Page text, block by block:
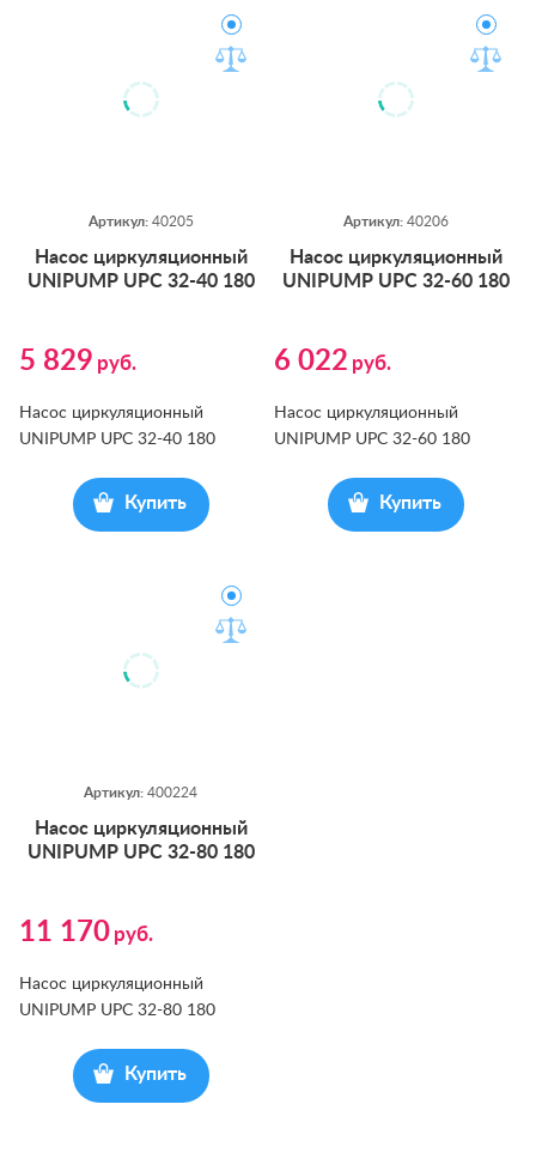
Артикул: 40205
На­сос цир­ку­ляци­он­ный
UNIPUMP UPС 32-40 180
5 829 руб.
Насос циркуляционный
UNIPUMP UPС 32-40 180
Купить
Артикул: 40206
На­сос цир­ку­ляци­он­ный
UNIPUMP UPС 32-60 180
6 022 руб.
Насос циркуляционный
UNIPUMP UPС 32-60 180
Купить
Артикул: 400224
На­сос цир­ку­ляци­он­ный
UNIPUMP UPС 32-80 180
11 170 руб.
Насос циркуляционный
UNIPUMP UPС 32-80 180
Купить